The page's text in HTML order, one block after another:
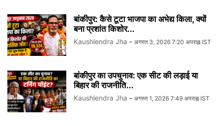
बांकीपुर: कैसे टूटा भाजपा का अभेद्य किला, क्यों
बना प्रशांत किशोर...
Kaushlendra Jha - अगस्त 3, 2026 7:20 अपराह्न IST
बांकीपुर का उपचुनाव: एक सीट की लड़ाई या
बिहार की राजनीति...
Kaushlendra Jha - अगस्त 1, 2026 7:49 अपराह्न IST